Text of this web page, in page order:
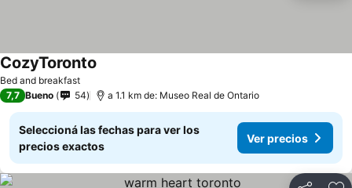
Bed and breakfast
CozyToronto
7,7 Bueno 54 a 1.1 km de: Museo Real de Ontario
Seleccioná las fechas para ver los
precios exactos
Ver precios